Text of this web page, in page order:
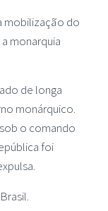
mobilização do
monarquia
de longa
monárquico.
o comando
foi